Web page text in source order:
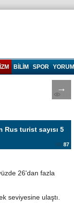
BILIM SPOR YORUM
→
Rus turist sayısı 5
87
26'dan fazla
seviyesine ulaştı.